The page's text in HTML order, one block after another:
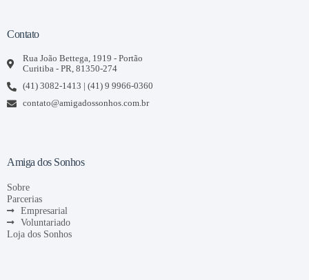
Contato
Rua João Bettega, 1919 - Portão
Curitiba - PR, 81350-274
(41) 3082-1413 | (41) 9 9966-0360
contato@amigadossonhos.com.br
Amiga dos Sonhos
Sobre
Parcerias
Empresarial
Voluntariado
Loja dos Sonhos